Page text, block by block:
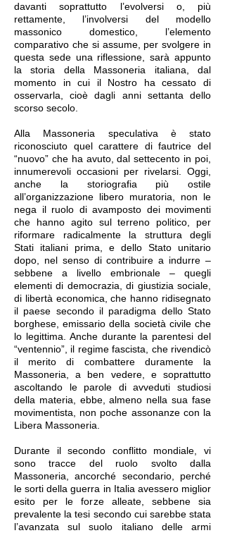
davanti soprattutto l’evolversi o, più
rettamente, l’involversi del modello
massonico domestico, l’elemento
comparativo che si assume, per svolgere in
questa sede una riflessione, sarà appunto
la storia della Massoneria italiana, dal
momento in cui il Nostro ha cessato di
osservarla, cioè dagli anni settanta dello
scorso secolo.
Alla Massoneria speculativa è stato
riconosciuto quel carattere di fautrice del
“nuovo” che ha avuto, dal settecento in poi,
innumerevoli occasioni per rivelarsi. Oggi,
anche la storiografia più ostile
all’organizzazione libero muratoria, non le
nega il ruolo di avamposto dei movimenti
che hanno agito sul terreno politico, per
riformare radicalmente la struttura degli
Stati italiani prima, e dello Stato unitario
dopo, nel senso di contribuire a indurre ‒
sebbene a livello embrionale ‒ quegli
elementi di democrazia, di giustizia sociale,
di libertà economica, che hanno ridisegnato
il paese secondo il paradigma dello Stato
borghese, emissario della società civile che
lo legittima. Anche durante la parentesi del
“ventennio”, il regime fascista, che rivendicò
il merito di combattere duramente la
Massoneria, a ben vedere, e soprattutto
ascoltando le parole di avveduti studiosi
della materia, ebbe, almeno nella sua fase
movimentista, non poche assonanze con la
Libera Massoneria.
Durante il secondo conflitto mondiale, vi
sono tracce del ruolo svolto dalla
Massoneria, ancorché secondario, perché
le sorti della guerra in Italia avessero miglior
esito per le forze alleate, sebbene sia
prevalente la tesi secondo cui sarebbe stata
l’avanzata sul suolo italiano delle armi